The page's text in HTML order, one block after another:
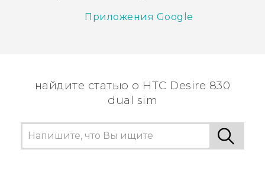
Приложения Google
найдите статью о HTC Desire 830
dual sim